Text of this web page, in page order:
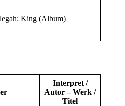
King (Album)
Interpret /
Autor – Werk /
Titel